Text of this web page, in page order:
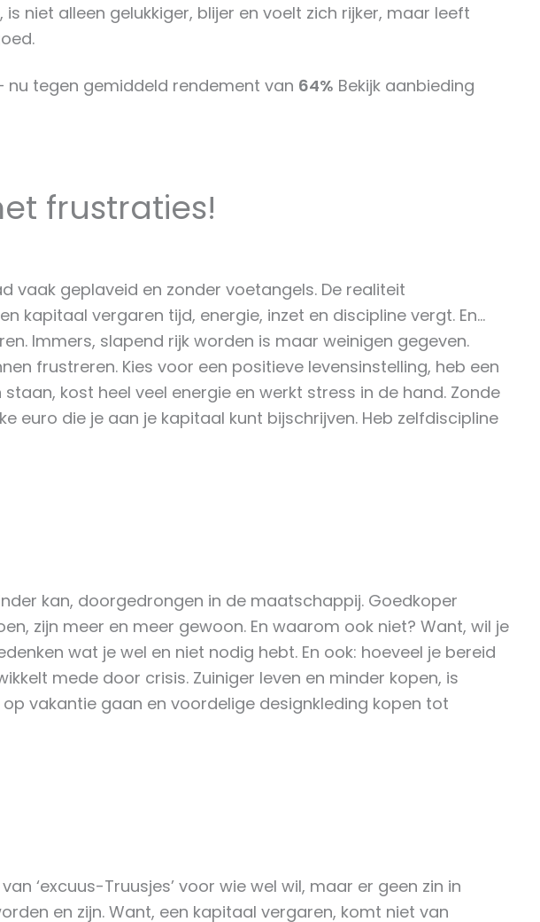
niet alleen gelukkiger, blijer en voelt zich rijker, maar leeft
nu tegen gemiddeld rendement van 64% Bekijk aanbieding
frustraties!
vaak geplaveid en zonder voetangels. De realiteit
kapitaal vergaren tijd, energie, inzet en discipline vergt. En…
Immers, slapend rijk worden is maar weinigen gegeven.
frustreren. Kies voor een positieve levensinstelling, heb een
kost heel veel energie en werkt stress in de hand. Zonde
euro die je aan je kapitaal kunt bijschrijven. Heb zelfdiscipline
kan, doorgedrongen in de maatschappij. Goedkoper
zijn meer en meer gewoon. En waarom ook niet? Want, wil je
wat je wel en niet nodig hebt. En ook: hoeveel je bereid
mede door crisis. Zuiniger leven en minder kopen, is
vakantie gaan en voordelige designkleding kopen tot
‘excuus-Truusjes’ voor wie wel wil, maar er geen zin in
en zijn. Want, een kapitaal vergaren, komt niet van